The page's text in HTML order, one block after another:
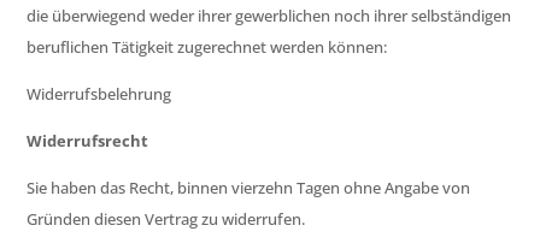
die überwiegend weder ihrer gewerblichen noch ihrer selbständigen
beruflichen Tätigkeit zugerechnet werden können:
Widerrufsbelehrung
Widerrufsrecht
Sie haben das Recht, binnen vierzehn Tagen ohne Angabe von
Gründen diesen Vertrag zu widerrufen.